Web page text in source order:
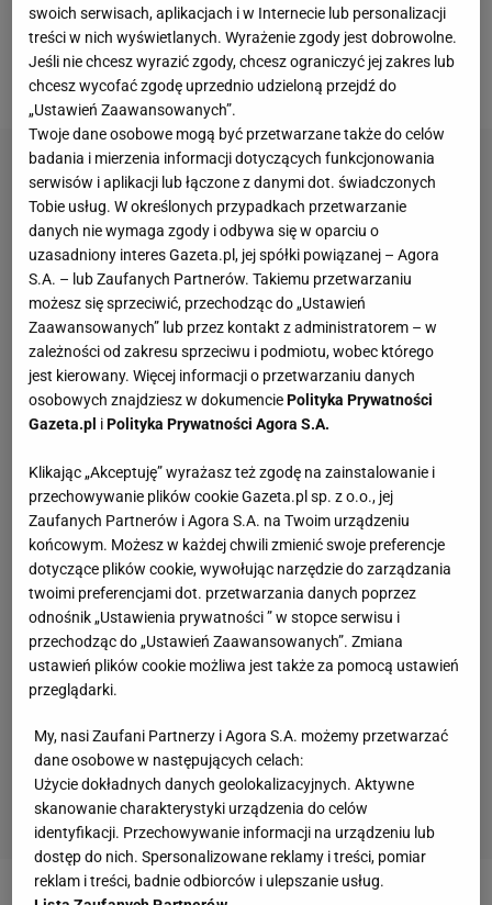
zaledwie 2:0. Do prawdziwej kompromitacji doszło w
domowym meczu z Mołdawią, którypiłkarze
Michała Probierzatylko zremisowali 1:1.
swoich serwisach, aplikacjach i w Internecie lub personalizacji
treści w nich wyświetlanych. Wyrażenie zgody jest dobrowolne.
Jeśli nie chcesz wyrazić zgody, chcesz ograniczyć jej zakres lub
chcesz wycofać zgodę uprzednio udzieloną przejdź do
„Ustawień Zaawansowanych”.
Twoje dane osobowe mogą być przetwarzane także do celów
badania i mierzenia informacji dotyczących funkcjonowania
serwisów i aplikacji lub łączone z danymi dot. świadczonych
Tobie usług. W określonych przypadkach przetwarzanie
danych nie wymaga zgody i odbywa się w oparciu o
uzasadniony interes Gazeta.pl, jej spółki powiązanej – Agora
S.A. – lub Zaufanych Partnerów. Takiemu przetwarzaniu
możesz się sprzeciwić, przechodząc do „Ustawień
Zaawansowanych” lub przez kontakt z administratorem – w
zależności od zakresu sprzeciwu i podmiotu, wobec którego
jest kierowany. Więcej informacji o przetwarzaniu danych
osobowych znajdziesz w dokumenciePolityka Prywatności
Gazeta.pl iPolityka Prywatności Agora S.A.
Klikając „Akceptuję” wyrażasz też zgodę na zainstalowanie i
przechowywanie plików cookie Gazeta.pl sp. z o.o., jej
Zaufanych Partnerów i Agora S.A. na Twoim urządzeniu
końcowym. Możesz w każdej chwili zmienić swoje preferencje
dotyczące plików cookie, wywołując narzędzie do zarządzania
twoimi preferencjami dot. przetwarzania danych poprzez
odnośnik „Ustawienia prywatności ” w stopce serwisu i
przechodząc do „Ustawień Zaawansowanych”. Zmiana
ustawień plików cookie możliwa jest także za pomocą ustawień
przeglądarki.
My, nasi Zaufani Partnerzy i Agora S.A. możemy przetwarzać
dane osobowe w następujących celach:
Użycie dokładnych danych geolokalizacyjnych. Aktywne
skanowanie charakterystyki urządzenia do celów
identyfikacji. Przechowywanie informacji na urządzeniu lub
dostęp do nich. Spersonalizowane reklamy i treści, pomiar
reklam i treści, badnie odbiorców i ulepszanie usług.